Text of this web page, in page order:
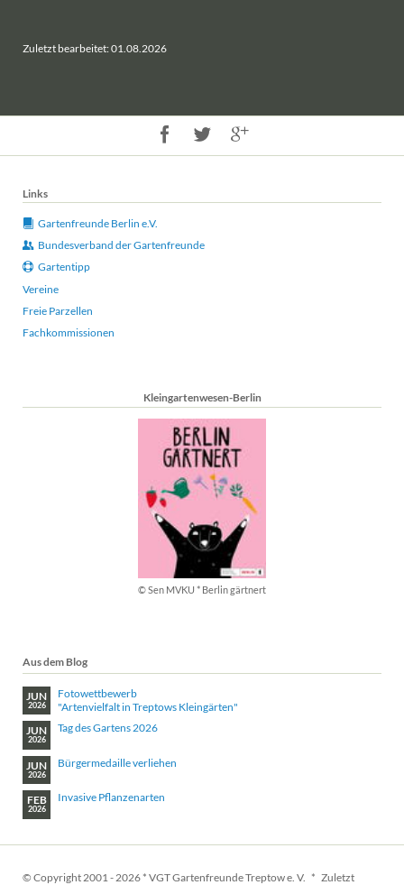
Zuletzt bearbeitet: 01.08.2026
Links
Gartenfreunde Berlin e.V.
Bundesverband der Gartenfreunde
Gartentipp
Vereine
Freie Parzellen
Fachkommissionen
Kleingartenwesen-Berlin
© Sen MVKU * Berlin gärtnert
Aus dem Blog
JUN
2026
Fotowettbewerb
"Artenvielfalt in Treptows Kleingärten"
JUN
2026
Tag des Gartens 2026
JUN
2026
Bürgermedaille verliehen
FEB
2026
Invasive Pflanzenarten
© Copyright 2001 - 2026 * VGT Gartenfreunde Treptow e. V. * Zuletzt